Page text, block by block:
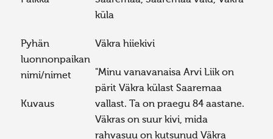
küla
Pyhän
luonnonpaikan
nimi/nimet
Väkra hiiekivi
Kuvaus
"Minu vanavanaisa Arvi Liik on
pärit Väkra külast Saaremaa
vallast. Ta on praegu 84 aastane.
Väkras on suur kivi, mida
rahvasuu on kutsunud Väkra